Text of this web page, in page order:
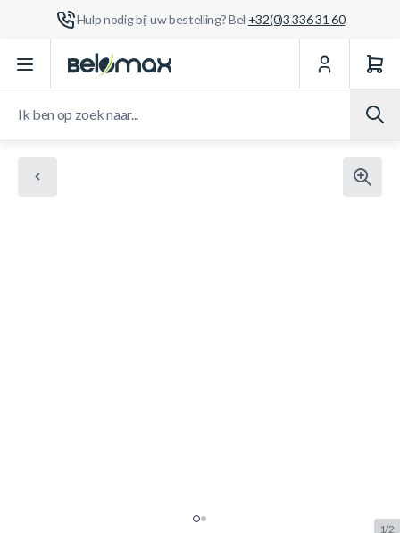
Hulp nodig bij uw bestelling? Bel +32(0)3 336 31 60
Ga naar de inhoud
1/2